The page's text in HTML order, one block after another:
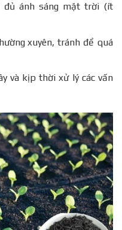
đủ ánh sáng mặt trời (ít
xuyên, tránh để quá
và kịp thời xử lý các vấn